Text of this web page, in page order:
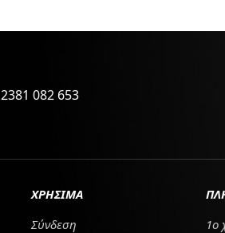
2381 082 653
ΧΡΗΣΙΜΑ
Σύνδεση
1ο